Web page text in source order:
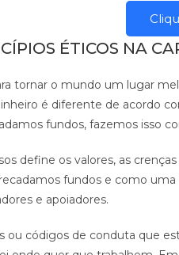
ÉTICOS NA
tornar o mundo um lugar
é diferente de acordo
fundos, fazemos isso
define os valores, as
fundos e como
e apoiadores.
ou códigos de conduta que